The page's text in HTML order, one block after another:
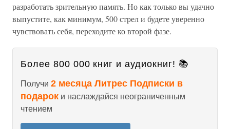
разработать зрительную память. Но как только вы удачно
выпустите, как минимум, 500 стрел и будете уверенно
чувствовать себя, переходите ко второй фазе.
Более 800 000 книг и аудиокниг! 📚
Получи 2 месяца Литрес Подписки в
подарок и наслаждайся неограниченным
чтением